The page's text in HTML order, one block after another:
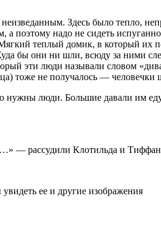
Здесь было тепло,
а поэтому надо не сидеть
теплый домик, в который
бы они ни шли, всюду за ними
эти люди называли словом
тоже не получалось —
нужны люди. Большие давали им
— рассудили Клотильда и
ее и другие изображения